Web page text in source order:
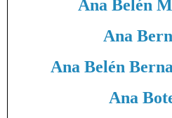
Ana Belén
Ana
Ana Belén
Ana